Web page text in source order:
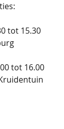
tot 15.30
tot 16.00